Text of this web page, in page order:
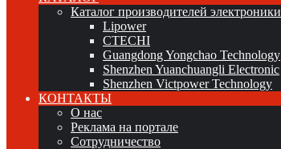
Каталог производителей электроники
Lipower
CTECHI
Guangdong Yongchao Technology
Shenzhen Yuanchuangli Electronic
Shenzhen Victpower Technology
КОНТАКТЫ
О нас
Реклама на портале
Сотрудничество